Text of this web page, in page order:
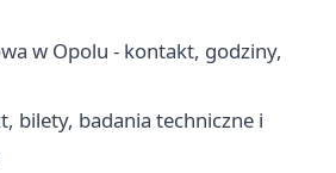
w Opolu - kontakt, godziny,
bilety, badania techniczne i